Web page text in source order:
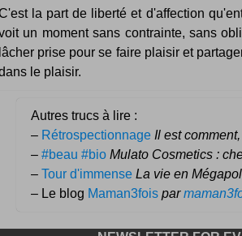
la part de liberté et d'affection
un moment sans contrainte, sans
prise pour se faire plaisir et
le plaisir.
Autres trucs à lire :
– Rétrospectionnage Il est
– #beau #bio Mulato Cosmetics :
– Tour d'immense La vie en
– Le blog Maman3fois par